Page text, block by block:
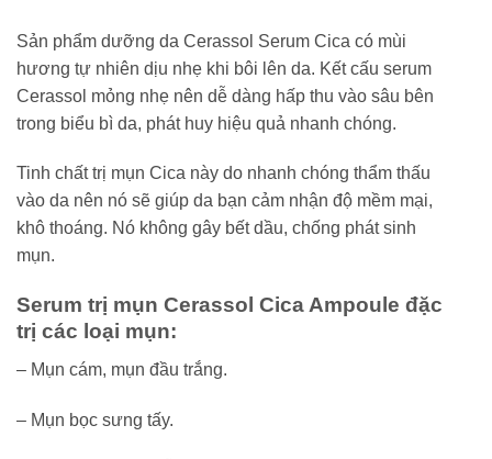
Sản phẩm dưỡng da Cerassol Serum Cica có mùi
hương tự nhiên dịu nhẹ khi bôi lên da. Kết cấu serum
Cerassol mỏng nhẹ nên dễ dàng hấp thu vào sâu bên
trong biểu bì da, phát huy hiệu quả nhanh chóng.
Tinh chất trị mụn Cica này do nhanh chóng thẩm thấu
vào da nên nó sẽ giúp da bạn cảm nhận độ mềm mại,
khô thoáng. Nó không gây bết dầu, chống phát sinh
mụn.
Serum trị mụn Cerassol Cica Ampoule đặc
trị các loại mụn:
– Mụn cám, mụn đầu trắng.
– Mụn bọc sưng tấy.